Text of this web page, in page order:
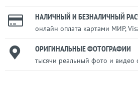
НАЛИЧНЫЙ И БЕЗНАЛИЧНЫЙ
онлайн оплата картами МИР,
ОРИГИНАЛЬНЫЕ ФОТОГРАФИИ
тысячи реальный фото и видео